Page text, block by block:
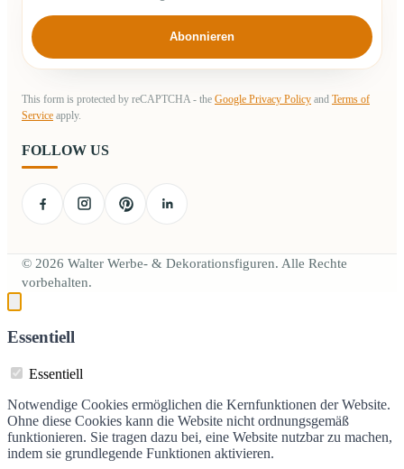
Abonnieren
This form is protected by reCAPTCHA - the Google Privacy Policy and Terms of
Service apply.
FOLLOW US
© 2026 Walter Werbe- & Dekorationsfiguren. Alle Rechte
vorbehalten.
Essentiell
Essentiell
Notwendige Cookies ermöglichen die Kernfunktionen der Website.
Ohne diese Cookies kann die Website nicht ordnungsgemäß
funktionieren. Sie tragen dazu bei, eine Website nutzbar zu machen,
indem sie grundlegende Funktionen aktivieren.